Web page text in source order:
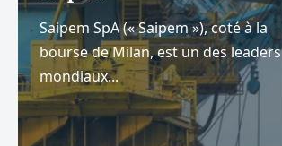
Saipem SpA (« Saipem »), coté à la
bourse de Milan, est un des leaders
mondiaux...